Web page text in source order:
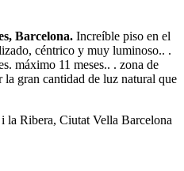
Barcelona. Increíble piso en el
céntrico y muy luminoso.. .
máximo 11 meses.. . zona de
la gran cantidad de luz natural que